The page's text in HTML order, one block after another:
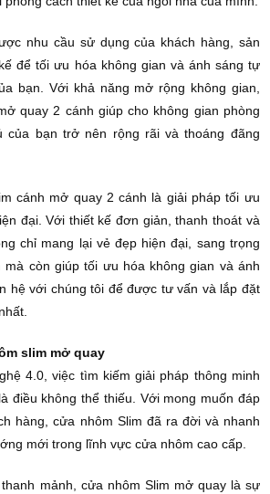
nhu cầu sử dụng của khách hàng, sản
để tối ưu hóa không gian và ánh sáng tự
bạn. Với khả năng mở rộng không gian,
quay 2 cánh giúp cho không gian phòng
của bạn trở nên rộng rãi và thoáng đãng
cánh mở quay 2 cánh là giải pháp tối ưu
đại. Với thiết kế đơn giản, thanh thoát và
chỉ mang lại vẻ đẹp hiện đại, sang trọng
mà còn giúp tối ưu hóa không gian và ánh
hệ với chúng tôi để được tư vấn và lắp đặt
slim mở quay
4.0, việc tìm kiếm giải pháp thông minh
điều không thể thiếu. Với mong muốn đáp
hàng, cửa nhôm Slim đã ra đời và nhanh
mới trong lĩnh vực cửa nhôm cao cấp.
mảnh, cửa nhôm Slim mở quay là sự